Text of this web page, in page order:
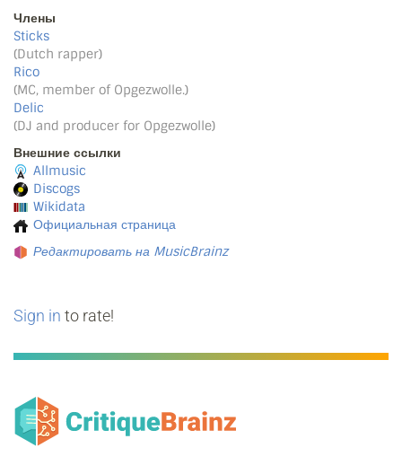
Члены
Sticks
(Dutch rapper)
Rico
(MC, member of Opgezwolle.)
Delic
(DJ and producer for Opgezwolle)
Внешние ссылки
Allmusic
Discogs
Wikidata
Официальная страница
Редактировать на MusicBrainz
Sign in to rate!